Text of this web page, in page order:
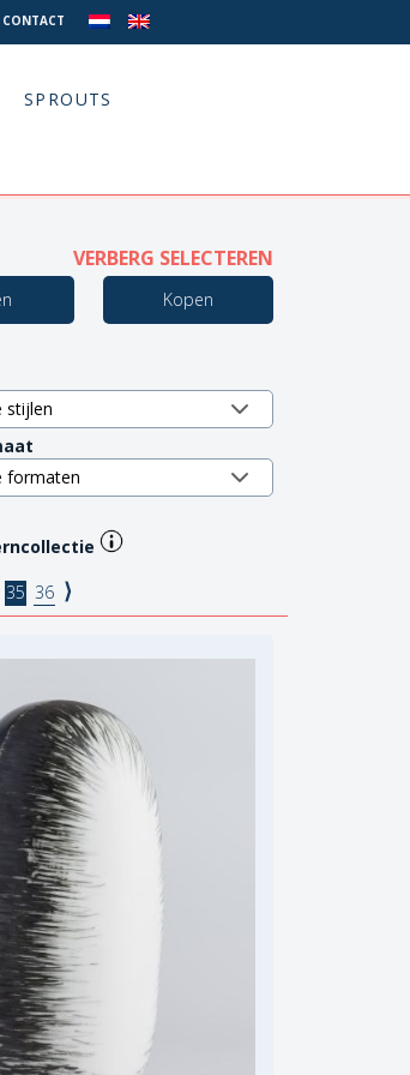
CONTACT
SPROUTS
VERBERG SELECTEREN
Kopen
35 36 ⟩